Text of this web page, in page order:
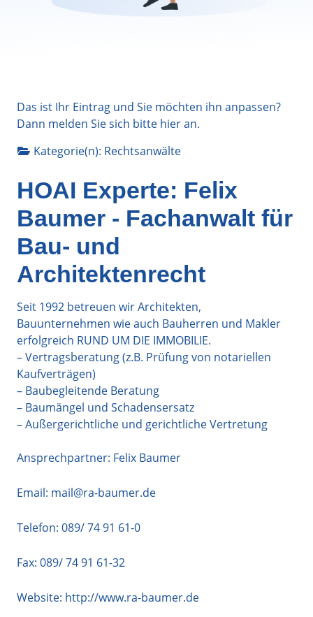
Das ist Ihr Eintrag und Sie möchten ihn anpassen?
Dann melden Sie sich bitte hieran.
Kategorie(n): Rechtsanwälte
HOAI Experte: Felix
Baumer - Fachanwalt für
Bau- und
Architektenrecht
Seit 1992 betreuen wir Architekten,
Bauunternehmen wie auch Bauherren und Makler
erfolgreich RUND UM DIE IMMOBILIE.
– Vertragsberatung (z.B. Prüfung von notariellen
Kaufverträgen)
– Baubegleitende Beratung
– Baumängel und Schadensersatz
– Außergerichtliche und gerichtliche Vertretung
Ansprechpartner: Felix Baumer
Email: mail@ra-baumer.de
Telefon: 089/ 74 91 61-0
Fax: 089/ 74 91 61-32
Website: http://www.ra-baumer.de